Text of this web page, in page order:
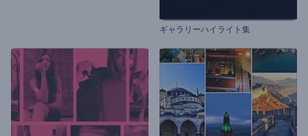
ギャラリーハイライト集